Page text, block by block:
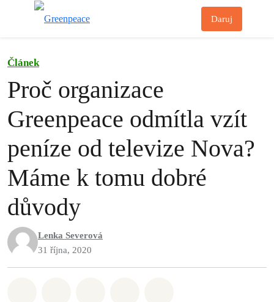
Daruj
Článek
Proč organizace
Greenpeace odmítla vzít
peníze od televize Nova?
Máme k tomu dobré
důvody
Lenka Severová
31 října, 2020